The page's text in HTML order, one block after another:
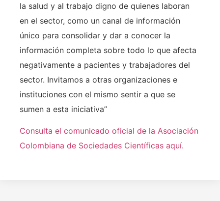
la salud y al trabajo digno de quienes laboran
en el sector, como un canal de información
único para consolidar y dar a conocer la
información completa sobre todo lo que afecta
negativamente a pacientes y trabajadores del
sector. Invitamos a otras organizaciones e
instituciones con el mismo sentir a que se
sumen a esta iniciativa”
Consulta el comunicado oficial de la Asociación
Colombiana de Sociedades Científicas aquí.